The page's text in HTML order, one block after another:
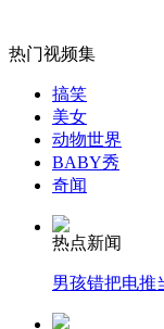
女孩北京地铁
无痛分娩是否
外交部：有关
热门视频集
搞笑
美女
动物世界
BABY秀
奇闻
热点新闻
男孩错把电推